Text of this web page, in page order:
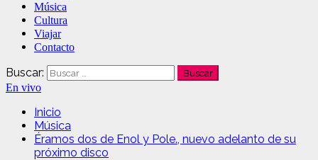
Música
Cultura
Viajar
Contacto
Buscar:
En vivo
Inicio
Música
Éramos dos de Enol y Pole., nuevo adelanto de su
próximo disco